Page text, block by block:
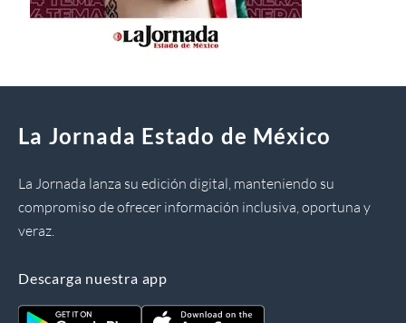
La Jornada Estado de México
La Jornada lanza su edición digital, manteniendo su
compromiso de ofrecer información inclusiva, oportuna y
veraz.
Descarga nuestra app